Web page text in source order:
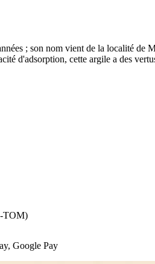
; son nom vient de la localité
d'adsorption, cette argile a des
TOM)
Google Pay